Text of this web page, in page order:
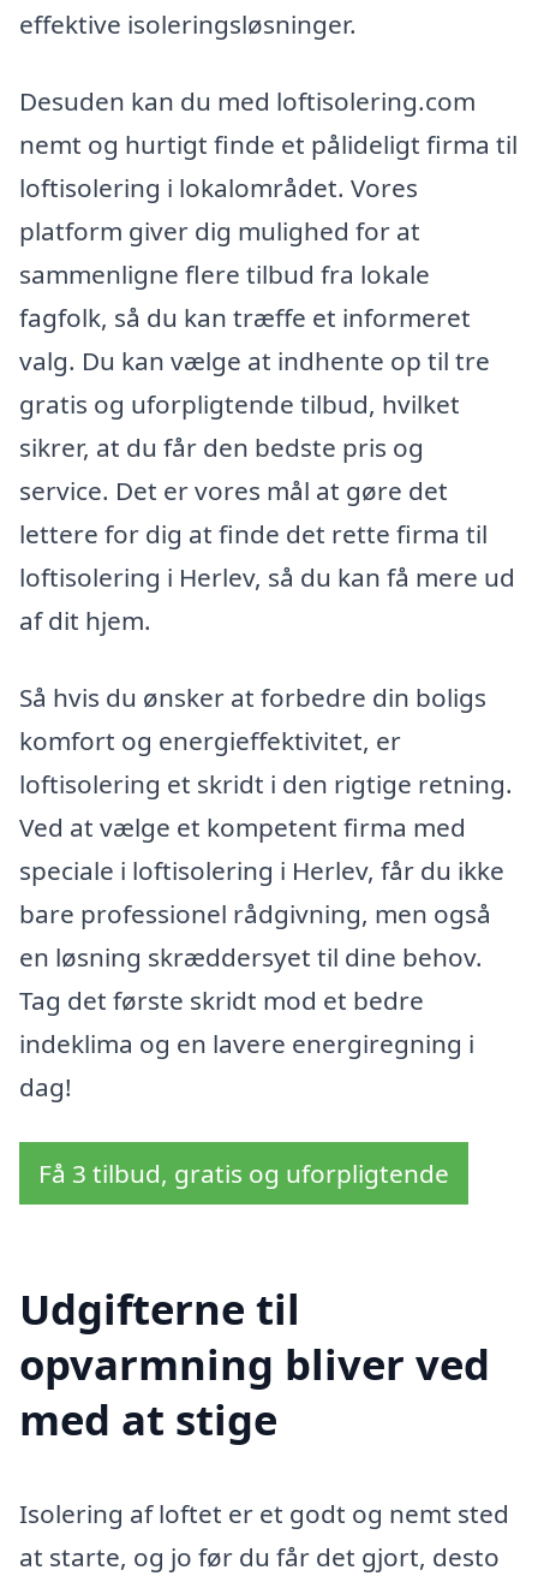
effektive isoleringsløsninger.
Desuden kan du med loftisolering.com
nemt og hurtigt finde et pålideligt firma til
loftisolering i lokalområdet. Vores
platform giver dig mulighed for at
sammenligne flere tilbud fra lokale
fagfolk, så du kan træffe et informeret
valg. Du kan vælge at indhente op til tre
gratis og uforpligtende tilbud, hvilket
sikrer, at du får den bedste pris og
service. Det er vores mål at gøre det
lettere for dig at finde det rette firma til
loftisolering i Herlev, så du kan få mere ud
af dit hjem.
Så hvis du ønsker at forbedre din boligs
komfort og energieffektivitet, er
loftisolering et skridt i den rigtige retning.
Ved at vælge et kompetent firma med
speciale i loftisolering i Herlev, får du ikke
bare professionel rådgivning, men også
en løsning skræddersyet til dine behov.
Tag det første skridt mod et bedre
indeklima og en lavere energiregning i
dag!
Få 3 tilbud, gratis og uforpligtende
Udgifterne til
opvarmning bliver ved
med at stige
Isolering af loftet er et godt og nemt sted
at starte, og jo før du får det gjort, desto